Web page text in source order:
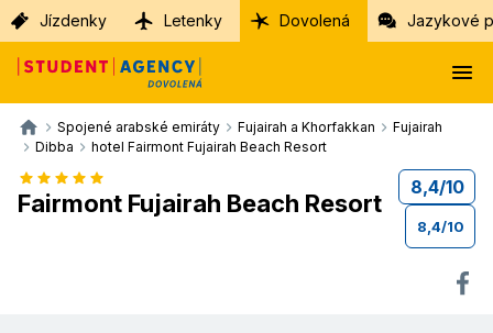
Jízdenky Letenky Dovolená Jazykové
Spojené arabské emiráty Fujairah a Khorfakkan
Fujairah
Dibba
hotel Fairmont Fujairah Beach Resort
Fairmont Fujairah Beach Resort
8,4/10
8,4/10